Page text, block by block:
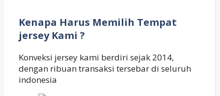
Kenapa Harus Memilih Tempat
jersey Kami ?
Konveksi jersey kami berdiri sejak 2014,
dengan ribuan transaksi tersebar di seluruh
indonesia